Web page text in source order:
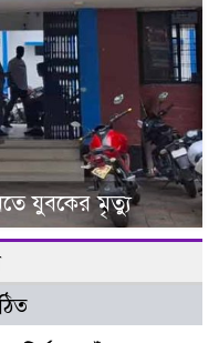
যুবকের মৃত্যু